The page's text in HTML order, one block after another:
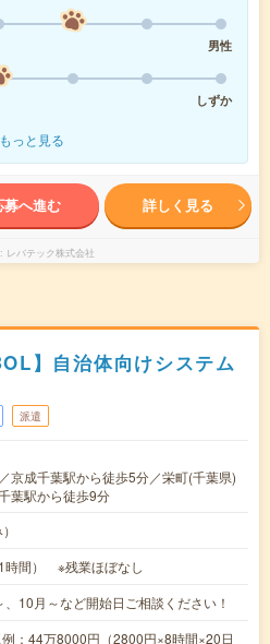
男性
しずか
もっと見る
募へ進む 詳しく見る
レバテック株式会社
】自治体向けシステム
派遣
京成千葉駅から徒歩5分／栄町(千葉県)
葉駅から徒歩9分
時間） ※残業ほぼなし
10月～など開始日ご相談ください！
：44万8000円（2800円×8時間×20日